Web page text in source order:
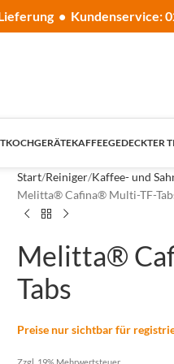
• Kundenservice:
KOCHGERÄTEKAFFEEGEDECKTER
Start Reiniger Kaffee- und
Melitta® Cafina® Multi-TF-
Melitta®
Tabs
Preise nur sichtbar für